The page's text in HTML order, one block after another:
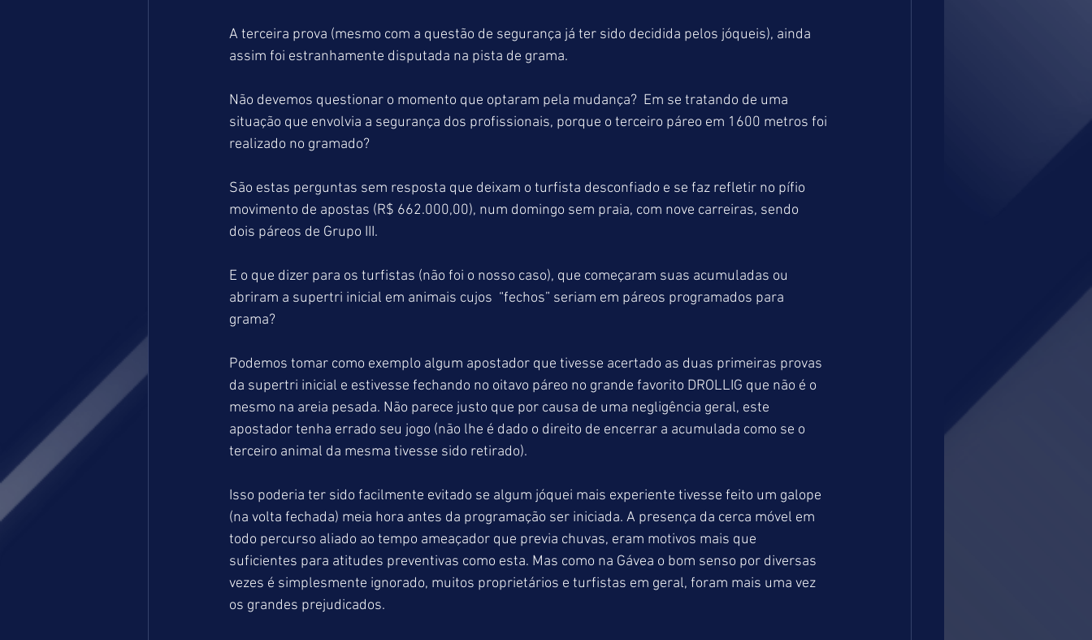
A terceira prova (mesmo com a questão de segurança já ter sido decidida pelos jóqueis), ainda
assim foi estranhamente disputada na pista de grama.
Não devemos questionar o momento que optaram pela mudança?  Em se tratando de uma
situação que envolvia a segurança dos profissionais, porque o terceiro páreo em 1600 metros foi
realizado no gramado?
São estas perguntas sem resposta que deixam o turfista desconfiado e se faz refletir no pífio
movimento de apostas (R$ 662.000,00), num domingo sem praia, com nove carreiras, sendo
dois páreos de Grupo III.
E o que dizer para os turfistas (não foi o nosso caso), que começaram suas acumuladas ou
abriram a supertri inicial em animais cujos  “fechos” seriam em páreos programados para
grama?
Podemos tomar como exemplo algum apostador que tivesse acertado as duas primeiras provas
da supertri inicial e estivesse fechando no oitavo páreo no grande favorito DROLLIG que não é o
mesmo na areia pesada. Não parece justo que por causa de uma negligência geral, este
apostador tenha errado seu jogo (não lhe é dado o direito de encerrar a acumulada como se o
terceiro animal da mesma tivesse sido retirado).
Isso poderia ter sido facilmente evitado se algum jóquei mais experiente tivesse feito um galope
(na volta fechada) meia hora antes da programação ser iniciada. A presença da cerca móvel em
todo percurso aliado ao tempo ameaçador que previa chuvas, eram motivos mais que
suficientes para atitudes preventivas como esta. Mas como na Gávea o bom senso por diversas
vezes é simplesmente ignorado, muitos proprietários e turfistas em geral, foram mais uma vez
os grandes prejudicados.